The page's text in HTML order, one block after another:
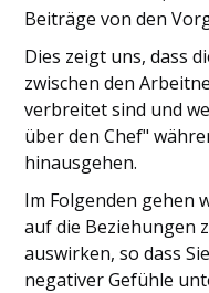
Beiträge von den
Dies zeigt uns, dass
zwischen den
verbreitet sind und
über den Chef"
hinausgehen.
Im Folgenden gehen
auf die Beziehungen
auswirken, so dass
negativer Gefühle